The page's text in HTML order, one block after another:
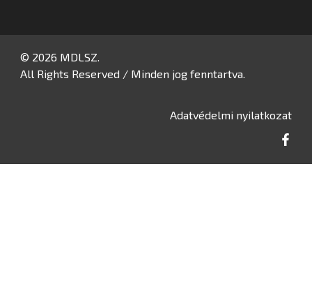
© 2026 MDLSZ.
All Rights Reserved / Minden jog fenntartva.
Adatvédelmi nyilatkozat